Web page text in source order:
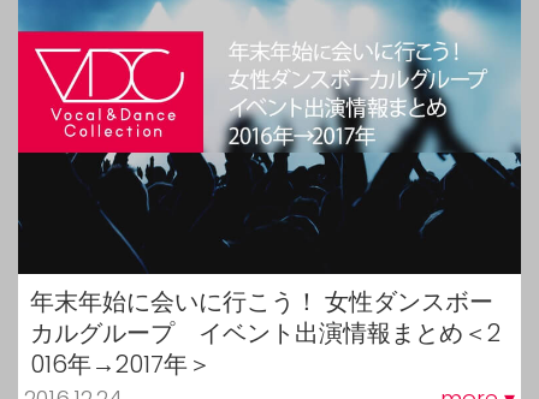
年末年始に会いに行こう！ 女性ダンスボー
カルグループ イベント出演情報まとめ＜2
016年→2017年＞